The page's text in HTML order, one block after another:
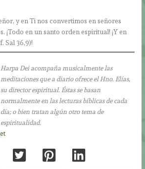
y en Ti nos convertimos en señores
¡Todo en un santo orden espiritual! ¡Y en
Sal 36,9)!
Harpa Dei acompaña musicalmente las
meditaciones que a diario ofrece el Hno. Elías,
su director espiritual. Éstas se basan
normalmente en las lecturas bíblicas de cada
día; o bien tratan algún otro tema de
espiritualidad.